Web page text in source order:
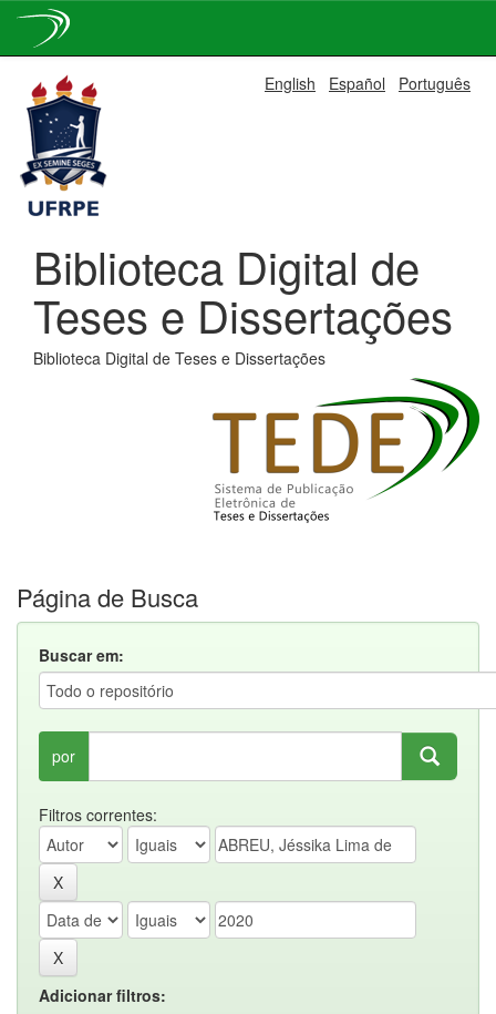
navigation
English Español Português
Biblioteca Digital de
Teses e Dissertações
Biblioteca Digital de Teses e Dissertações
Página de Busca
Buscar em:
por
Filtros correntes:
Adicionar filtros: